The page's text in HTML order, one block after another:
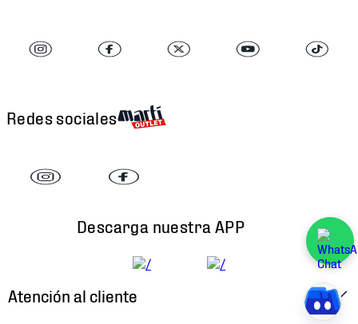
Redes sociales
Descarga nuestra APP
Atención al cliente